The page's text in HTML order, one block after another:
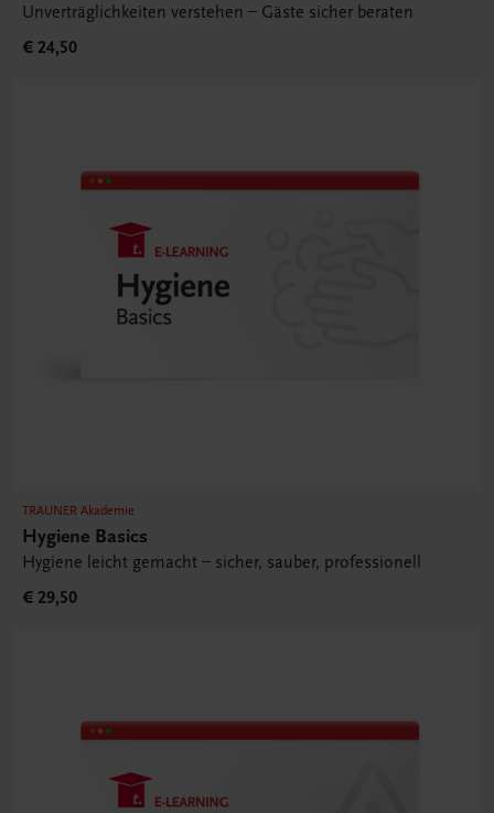
Unverträglichkeiten verstehen – Gäste sicher beraten
€ 24,50
TRAUNER Akademie
Hygiene Basics
Hygiene leicht gemacht – sicher, sauber, professionell
€ 29,50